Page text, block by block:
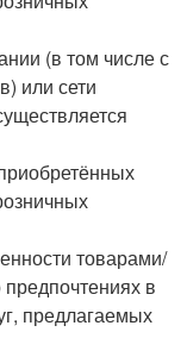
(в том числе с
или сети
товарами/
в
предлагаемых